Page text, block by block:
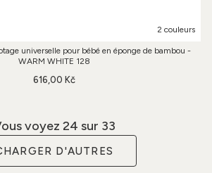
2 couleurs
universelle pour bébé en éponge de bambou -
WARM WHITE 128
616,00 Kč
voyez 24 sur 33
D'AUTRES